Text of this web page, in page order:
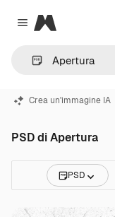
Close menu
Magnific
Crea un'immagine IA
PSD di Apertura
PSD